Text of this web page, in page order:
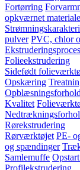
Fortørring
opkværnet materiale
pulver PVC, chlor
Folieekstrudering
Sidefødt
Opskæring
Opblæsningsforhold
Kvalitet
Rørekstrudering
Rørværktøjet PE-
og spændinger
Samlemuffe
Profilekstrudering